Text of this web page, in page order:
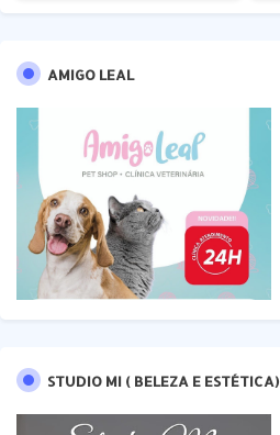
AMIGO LEAL
STUDIO MI ( BELEZA E ESTÉTICA)